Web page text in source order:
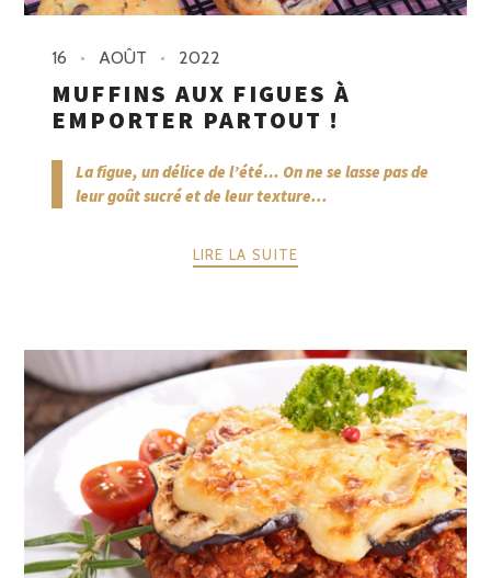
16 AOÛT 2022
MUFFINS AUX FIGUES À
EMPORTER PARTOUT !
La figue, un délice de l’été… On ne se lasse pas de
leur goût sucré et de leur texture...
LIRE LA SUITE